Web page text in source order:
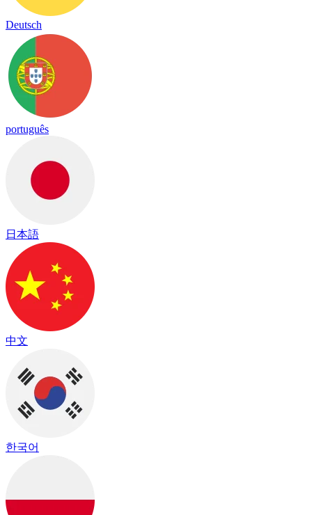
Deutsch
português
日本語
中文
한국어